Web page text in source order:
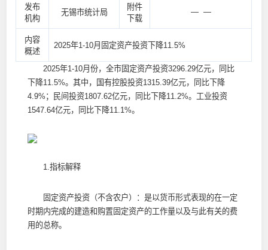
发布
机构
无锡市统计局
附件
下载
— —
内容
概述
2025年1-10月固定资产投资下降11.5%
2025年1-10月份，全市固定资产投资3296.29亿元，同比
下降11.5%。其中，国有控股投资1315.39亿元，同比下降
4.9%；民间投资1807.62亿元，同比下降11.2%。工业投资
1547.64亿元，同比下降11.1%。
1.指标解释
固定资产投资（不含农户）：是以货币形式表现的在一定
时期内完成的建造和购置固定资产的工作量以及与此有关的费
用的总称。